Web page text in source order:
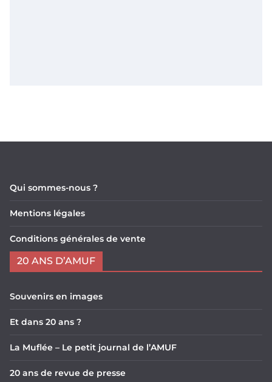
Qui sommes-nous ?
Mentions légales
Conditions générales de vente
20 ANS D’AMUF
Souvenirs en images
Et dans 20 ans ?
La Muflée – Le petit journal de l’AMUF
20 ans de revue de presse